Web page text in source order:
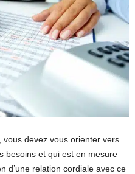
devez vous orienter vers
besoins et qui est en mesure
d’une relation cordiale avec ce